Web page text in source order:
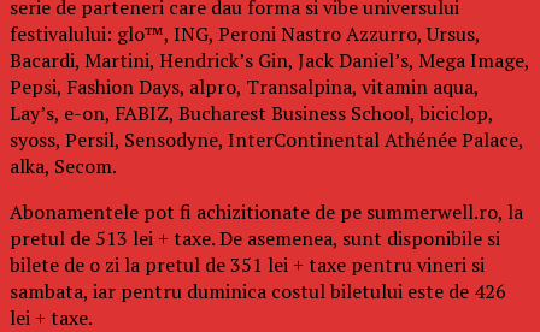
serie de parteneri care dau forma si vibe universului
festivalului: glo™, ING, Peroni Nastro Azzurro, Ursus,
Bacardi, Martini, Hendrick’s Gin, Jack Daniel’s, Mega Image,
Pepsi, Fashion Days, alpro, Transalpina, vitamin aqua,
Lay’s, e-on, FABIZ, Bucharest Business School, biciclop,
syoss, Persil, Sensodyne, InterContinental Athénée Palace,
alka, Secom.
Abonamentele pot fi achizitionate de pe summerwell.ro, la
pretul de 513 lei + taxe. De asemenea, sunt disponibile si
bilete de o zi la pretul de 351 lei + taxe pentru vineri si
sambata, iar pentru duminica costul biletului este de 426
lei + taxe.